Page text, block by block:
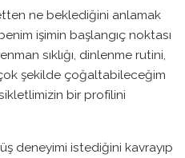
ne beklediğini anlamak
işimin başlangıç noktası
sıklığı, dinlenme rutini,
şekilde çoğaltabileceğim
bir profilini
deneyimi istediğini kavrayıp